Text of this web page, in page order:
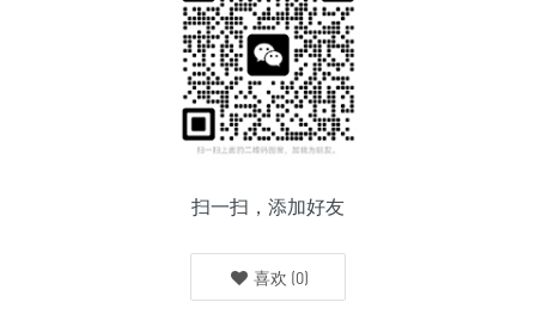
扫一扫，添加好友
喜欢 (0)